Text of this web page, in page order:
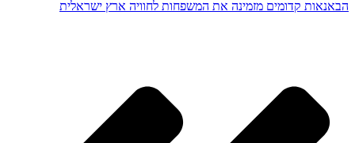
הבאנאות קדומים מזמינה את המשפחות לחוויה ארץ ישראלית